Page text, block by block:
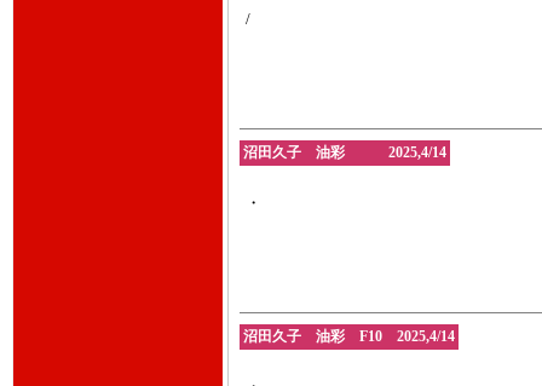
/
沼田久子 油彩 2025,4/14
・
沼田久子 油彩 F10 2025,4/14